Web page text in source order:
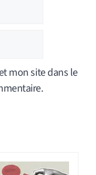
mon site dans le